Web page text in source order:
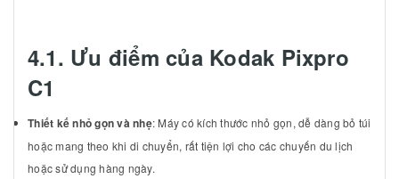
4.1. Ưu điểm của Kodak Pixpro
C1
Thiết kế nhỏ gọn và nhẹ: Máy có kích thước nhỏ gọn, dễ dàng bỏ túi
hoặc mang theo khi di chuyển, rất tiện lợi cho các chuyến du lịch
hoặc sử dụng hàng ngày.